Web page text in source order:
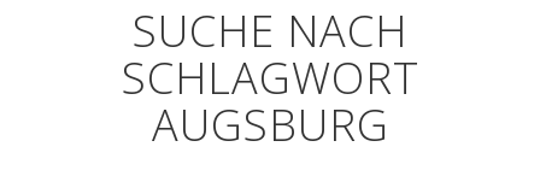
SUCHE NACH
SCHLAGWORT
AUGSBURG